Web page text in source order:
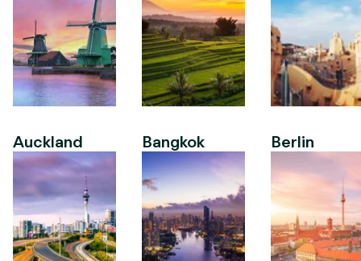
Auckland Bangkok Berlin